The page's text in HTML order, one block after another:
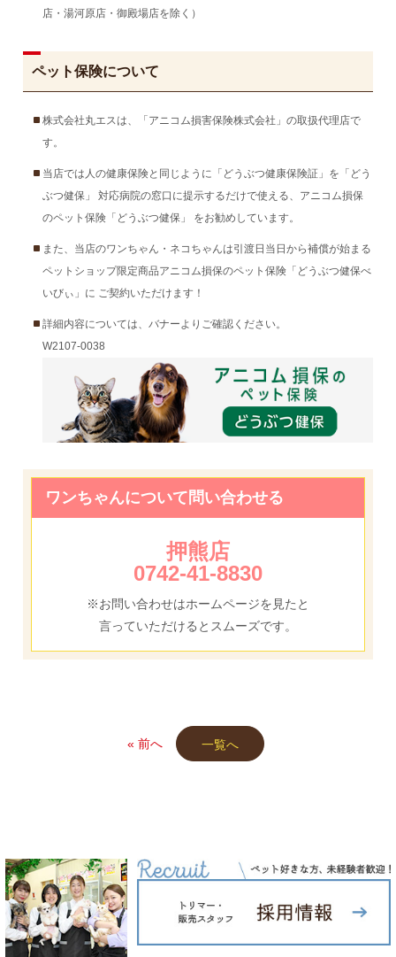
店・湯河原店・御殿場店を除く）
ペット保険について
株式会社丸エスは、「アニコム損害保険株式会社」の取扱代理店で
す。
当店では人の健康保険と同じように「どうぶつ健康保険証」を「どう
ぶつ健保」 対応病院の窓口に提示するだけで使える、アニコム損保
のペット保険「どうぶつ健保」 をお勧めしています。
また、当店のワンちゃん・ネコちゃんは引渡日当日から補償が始まる
ペットショップ限定商品アニコム損保のペット保険「どうぶつ健保べ
いびぃ」に ご契約いただけます！
詳細内容については、バナーよりご確認ください。
W2107-0038
ワンちゃんについて問い合わせる
押熊店
0742-41-8830
※お問い合わせはホームページを見たと
言っていただけるとスムーズです。
« 前へ 一覧へ